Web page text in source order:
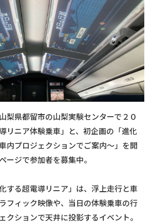
梨県都留市の山梨実験センターで２０
リニア体験乗車」と、初企画の「進化
内プロジェクションでご案内～」を開
ージで参加者を募集中。
する超電導リニア」は、浮上走行と車
フィック映像や、当日の体験乗車の行
クションで天井に投影するイベント。